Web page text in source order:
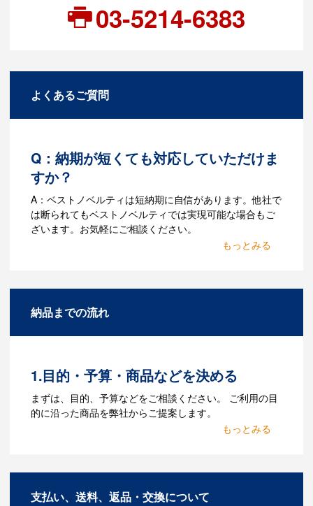
03-5214-6383
よくあるご質問
Q：納期が短くても対応していただけま
すか？
A：ベストノベルティは短納期に自信があります。他社で
は断られてもベストノベルティでは実現可能な場合もご
ざいます。お気軽にご相談ください。
があります。Adobe illustratorのaiファイ
Q：ウェブサイトに掲載され
ていないオリジナルのノベル
タマイズが可能です。お気軽にご相談く
納品までの流れ
1.目的・予算・商品などを決める
まずは、目的、予算などをご相談ください。 ご利用の目
的に沿った商品を弊社からご提案します。
お見積を弊社からお出しします。
支払い、送料、返品・交換について